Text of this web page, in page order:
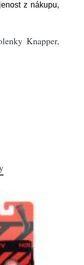
z nákupu,
Knapper,